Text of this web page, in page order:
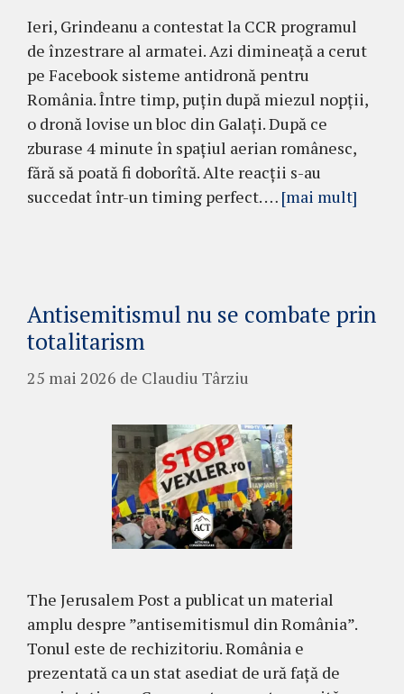
Ieri, Grindeanu a contestat la CCR programul
de înzestrare al armatei. Azi dimineață a cerut
pe Facebook sisteme antidronă pentru
România. Între timp, puțin după miezul nopții,
o dronă lovise un bloc din Galați. După ce
zburase 4 minute în spațiul aerian românesc,
fără să poată fi doborîtă. Alte reacții s-au
succedat într-un timing perfect. … [mai mult]
Antisemitismul nu se combate prin
totalitarism
25 mai 2026 de Claudiu Târziu
The Jerusalem Post a publicat un material
amplu despre ”antisemitismul din România”.
Tonul este de rechizitoriu. România e
prezentată ca un stat asediat de ură față de